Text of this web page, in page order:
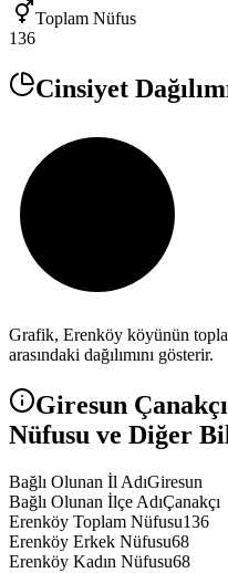
Toplam Nüfus
136
Cinsiyet
Grafik, Erenköy köyünün
arasındaki dağılımını gösterir.
Giresun Çanakçı
Nüfusu ve Diğer
Bağlı Olunan İl AdıGiresun
Bağlı Olunan İlçe AdıÇanakçı
Erenköy Toplam Nüfusu136
Erenköy Erkek Nüfusu68
Erenköy Kadın Nüfusu68